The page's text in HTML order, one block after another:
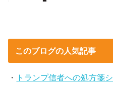
このブログの人気記事
・ トランプ信者への処方